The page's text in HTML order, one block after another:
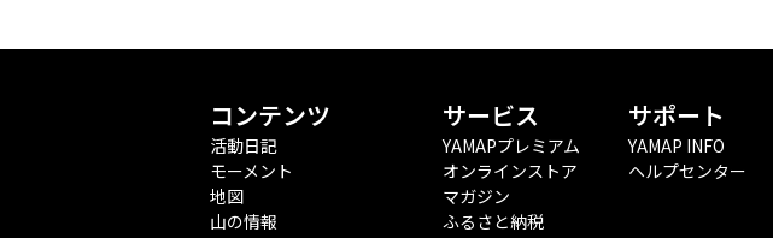
コンテンツ
活動日記
モーメント
地図
山の情報
サービス
YAMAPプレミアム
オンラインストア
マガジン
ふるさと納税
サポート
YAMAP INFO
ヘルプセンター